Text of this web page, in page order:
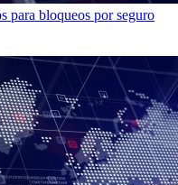
para bloqueos por seguro